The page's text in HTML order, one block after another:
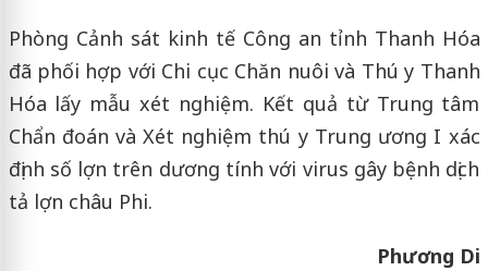
Phòng Cảnh sát kinh tế Công an tỉnh Thanh Hóa
đã phối hợp với Chi cục Chăn nuôi và Thú y Thanh
Hóa lấy mẫu xét nghiệm. Kết quả từ Trung tâm
Chẩn đoán và Xét nghiệm thú y Trung ương I xác
định số lợn trên dương tính với virus gây bệnh dịch
tả lợn châu Phi.
Phương Di